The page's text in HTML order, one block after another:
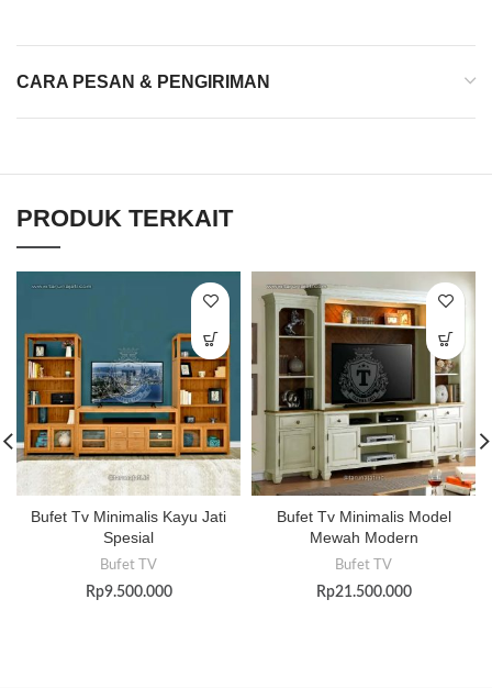
CARA PESAN & PENGIRIMAN
PRODUK TERKAIT
Bufet Tv Minimalis Kayu Jati
Spesial
Bufet TV
Rp9.500.000
Bufet Tv Minimalis Model
Mewah Modern
Bufet TV
Rp21.500.000